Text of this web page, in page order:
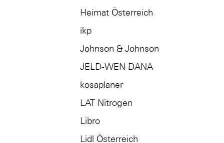
Heimat Österreich
ikp
Johnson & Johnson
JELD-WEN DANA
kosaplaner
LAT Nitrogen
Libro
Lidl Österreich